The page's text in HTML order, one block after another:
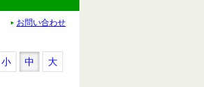
お問い合わせ
小 中 大